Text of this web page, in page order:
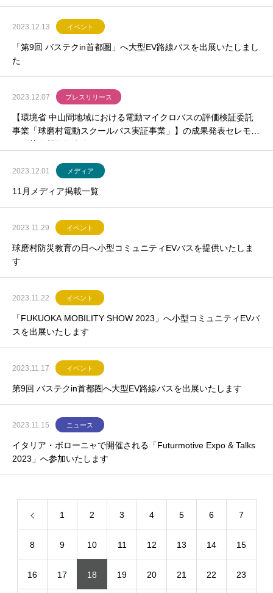
2023.12.13 イベント
「第9回 バステクin首都圏」へ大型EV路線バスを出展いたしまし
た
2023.12.07 プレスリリース
【環境省 中山間地域における電動マイクロバスの評価検証委託
事業「球磨村電動スクールバス実証事業」】の成果発表セレモニ
ーが執り行われます
2023.12.01 メディア
11月メディア掲載一覧
2023.11.29 イベント
球磨村防災教育の日へ小型コミュニティEVバスを提供いたしま
す
2023.11.22 イベント
「FUKUOKA MOBILITY SHOW 2023」へ小型コミュニティEVバ
スを出展いたします
2023.11.17 イベント
第9回 バステクin首都圏へ大型EV路線バスを出展いたします
2023.11.15 ニュース
イタリア・ボローニャで開催される「Futurmotive Expo & Talks
2023」へ参加いたします
1 2 3 4 5 6 7
8 9 10 11 12 13 14 15
16 17 18 19 20 21 22 23